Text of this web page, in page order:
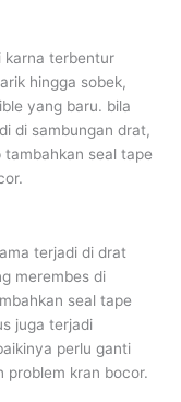
karna terbentur
hingga sobek,
yang baru. bila
di sambungan drat,
seal tape
terjadi di drat
merembes di
seal tape
juga terjadi
perlu ganti
problem kran bocor.